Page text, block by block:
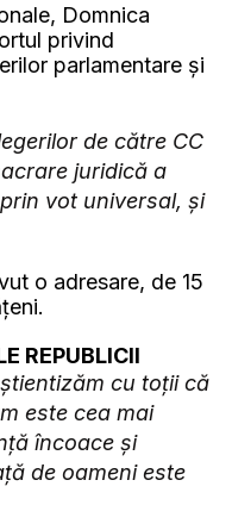
Domnica
privind
parlamentare și
de către CC
juridică a
vot universal, și
o adresare, de 15
REPUBLICII
cu toții că
este cea mai
încoace și
de oameni este